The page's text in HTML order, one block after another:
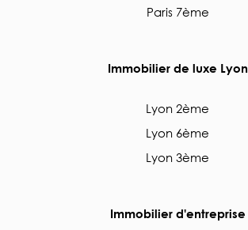
Paris 7ème
Immobilier de luxe Lyon
Lyon 2ème
Lyon 6ème
Lyon 3ème
Immobilier d'entreprise